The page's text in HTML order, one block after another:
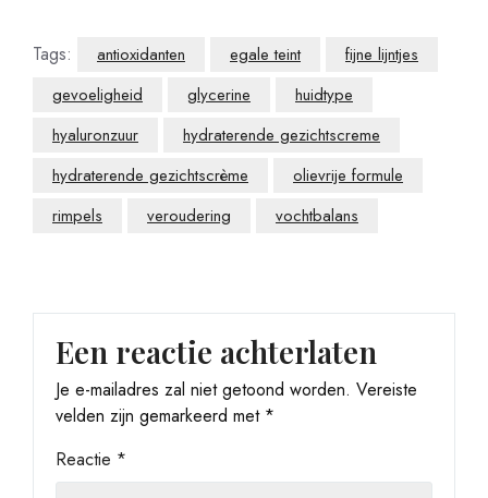
Tags: antioxidanten egale teint
fijne lijntjes
gevoeligheid
glycerine
huidtype
hyaluronzuur
hydraterende gezichtscreme
hydraterende gezichtscrème
olievrije formule
rimpels
veroudering vochtbalans
Een reactie achterlaten
Je e-mailadres zal niet getoond worden. Vereiste
velden zijn gemarkeerd met *
Reactie *